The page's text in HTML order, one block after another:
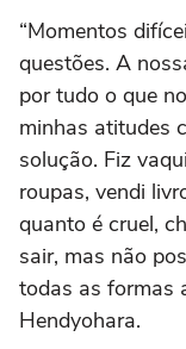
“Momentos
questões. A
por tudo o que
minhas atitudes
solução. Fiz
roupas, vendi
quanto é cruel,
sair, mas não
todas as formas
Hendyohara.